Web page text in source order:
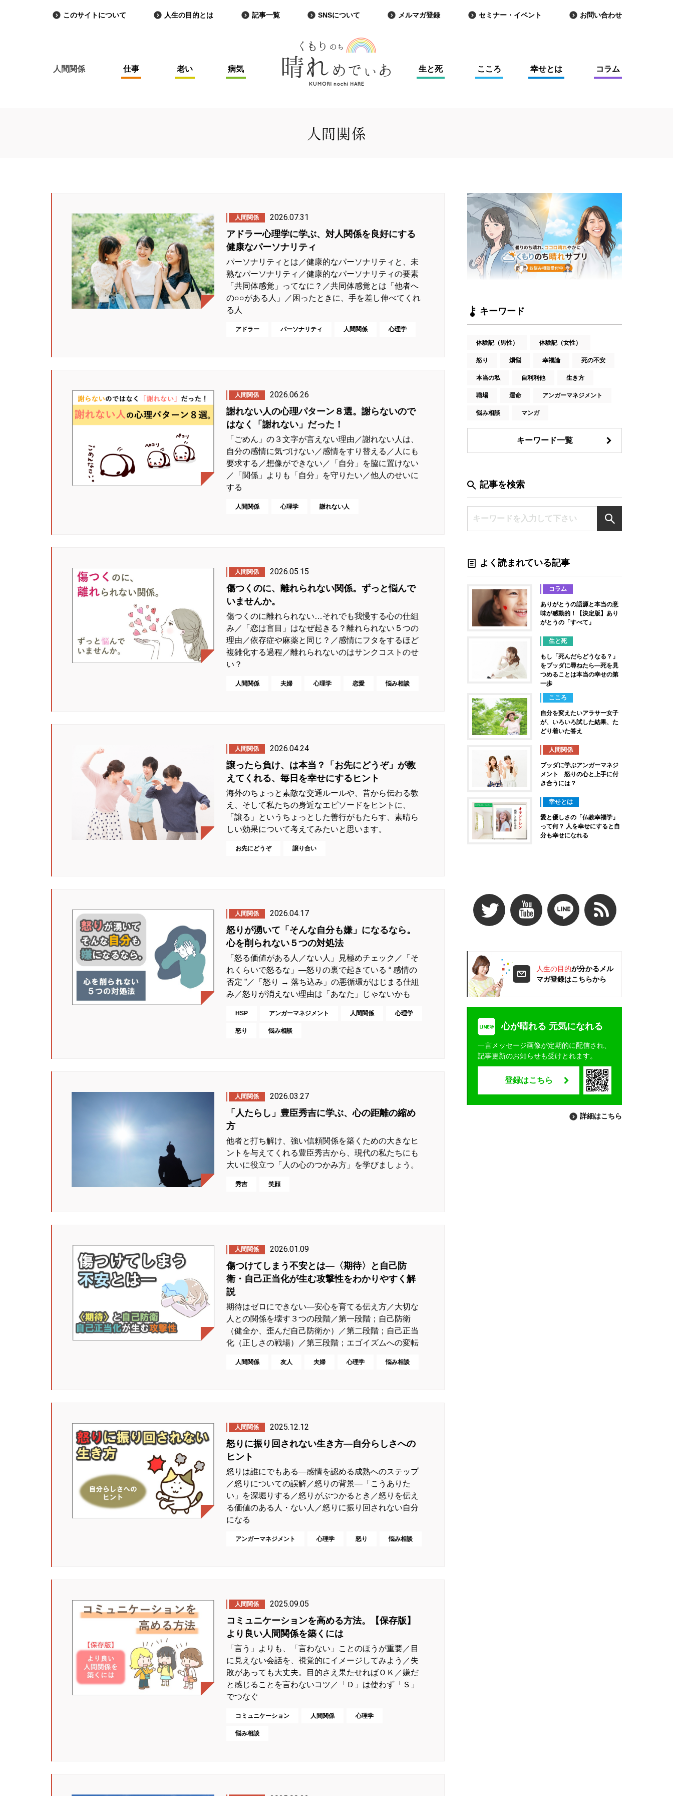
このサイトについて 人生の目的とは 記事一覧 SNSについて メルマガ登録 セミナー・イベント お問い合わせ
人間関係 仕事 老い 病気 生と死 こころ 幸せとは コラム
人間関係
人間関係 2026.07.31
アドラー心理学に学ぶ、対人関係を良好にする
健康なパーソナリティ
パーソナリティとは／健康的なパーソナリティと、未
熟なパーソナリティ／健康的なパーソナリティの要素
「共同体感覚」ってなに？／共同体感覚とは「他者へ
の○○がある人」／困ったときに、手を差し伸べてくれ
る人
アドラー パーソナリティ 人間関係 心理学
人間関係 2026.06.26
謝れない人の心理パターン８選。謝らないので
はなく「謝れない」だった！
「ごめん」の３文字が言えない理由／謝れない人は、
自分の感情に気づけない／感情をすり替える／人にも
要求する／想像ができない／「自分」を脇に置けない
／「関係」よりも「自分」を守りたい／他人のせいに
する
人間関係 心理学 謝れない人
人間関係 2026.05.15
傷つくのに、離れられない関係。ずっと悩んで
いませんか。
傷つくのに離れられない…それでも我慢する心の仕組
み／「恋は盲目」はなぜ起きる？離れられない５つの
理由／依存症や麻薬と同じ？／感情にフタをするほど
複雑化する過程／離れられないのはサンクコストのせ
い？
人間関係 夫婦 心理学 恋愛 悩み相談
人間関係 2026.04.24
譲ったら負け、は本当？「お先にどうぞ」が教
えてくれる、毎日を幸せにするヒント
海外のちょっと素敵な交通ルールや、昔から伝わる教
え、そして私たちの身近なエピソードをヒントに、
「譲る」というちょっとした善行がもたらす、素晴ら
しい効果について考えてみたいと思います。
お先にどうぞ 譲り合い
人間関係 2026.04.17
怒りが湧いて「そんな自分も嫌」になるなら。
心を削られない５つの対処法
「怒る価値がある人／ない人」見極めチェック／「そ
れくらいで怒るな」―怒りの裏で起きている “ 感情の
否定 ”／「怒り → 落ち込み」の悪循環がはじまる仕組
み／怒りが消えない理由は「あなた」じゃないかも
HSP アンガーマネジメント 人間関係 心理学
怒り 悩み相談
人間関係 2026.03.27
「人たらし」豊臣秀吉に学ぶ、心の距離の縮め
方
他者と打ち解け、強い信頼関係を築くための大きなヒ
ントを与えてくれる豊臣秀吉から、現代の私たちにも
大いに役立つ「人の心のつかみ方」を学びましょう。
秀吉 笑顔
人間関係 2026.01.09
傷つけてしまう不安とは―〈期待〉と自己防
衛・自己正当化が生む攻撃性をわかりやすく解
説
期待はゼロにできない―安心を育てる伝え方／大切な
人との関係を壊す３つの段階／第一段階；自己防衛
（健全か、歪んだ自己防衛か）／第二段階；自己正当
化（正しさの戦場）／第三段階；エゴイズムへの変転
人間関係 友人 夫婦 心理学 悩み相談
人間関係 2025.12.12
怒りに振り回されない生き方―自分らしさへの
ヒント
怒りは誰にでもある―感情を認める成熟へのステップ
／怒りについての誤解／怒りの背景―「こうありた
い」を深堀りする／怒りがぶつかるとき／怒りを伝え
る価値のある人・ない人／怒りに振り回されない自分
になる
アンガーマネジメント 心理学 怒り 悩み相談
人間関係 2025.09.05
コミュニケーションを高める方法。【保存版】
より良い人間関係を築くには
「言う」よりも、「言わない」ことのほうが重要／目
に見えない会話を、視覚的にイメージしてみよう／失
敗があっても大丈夫。目的さえ果たせればＯＫ／嫌だ
と感じることを言わないコツ／「Ｄ」は使わず「Ｓ」
でつなぐ
コミュニケーション 人間関係 心理学
悩み相談
キーワード
体験記（男性） 体験記（女性）
怒り 煩悩 幸福論 死の不安
本当の私 自利利他 生き方
職場 運命 アンガーマネジメント
悩み相談 マンガ
キーワード一覧
記事を検索
よく読まれている記事
コラム
ありがとうの語源と本当の意
味が感動的！【決定版】あり
がとうの「すべて」
生と死
もし「死んだらどうなる？」
をブッダに尋ねたら―死を見
つめることは本当の幸せの第
一歩
こころ
自分を変えたいアラサー女子
が、いろいろ試した結果、た
どり着いた答え
人間関係
ブッダに学ぶアンガーマネジ
メント 怒りの心と上手に付
き合うには？
幸せとは
愛と優しさの「仏教幸福学」
って何？ 人を幸せにすると自
分も幸せになれる
人生の目的が分かるメル
マガ登録はこちらから
心が晴れる 元気になれる
一言メッセージ画像が定期的に配信され、
記事更新のお知らせも受けとれます。
登録はこちら
詳細はこちら